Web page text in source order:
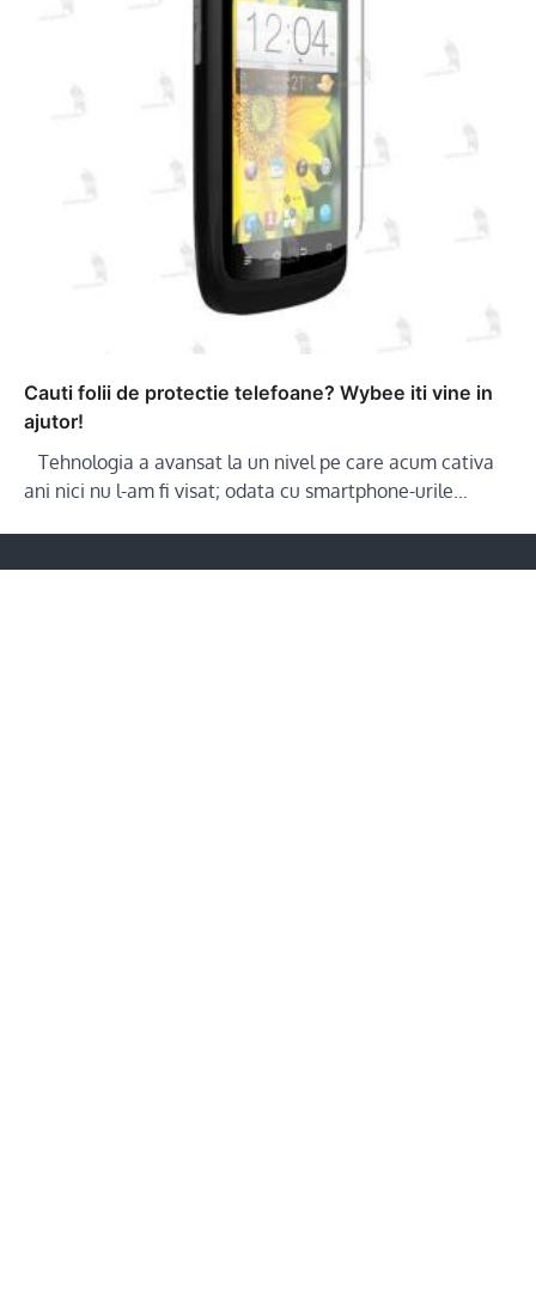
Cauti folii de protectie telefoane? Wybee iti vine in
ajutor!
Tehnologia a avansat la un nivel pe care acum cativa
ani nici nu l-am fi visat; odata cu smartphone-urile…